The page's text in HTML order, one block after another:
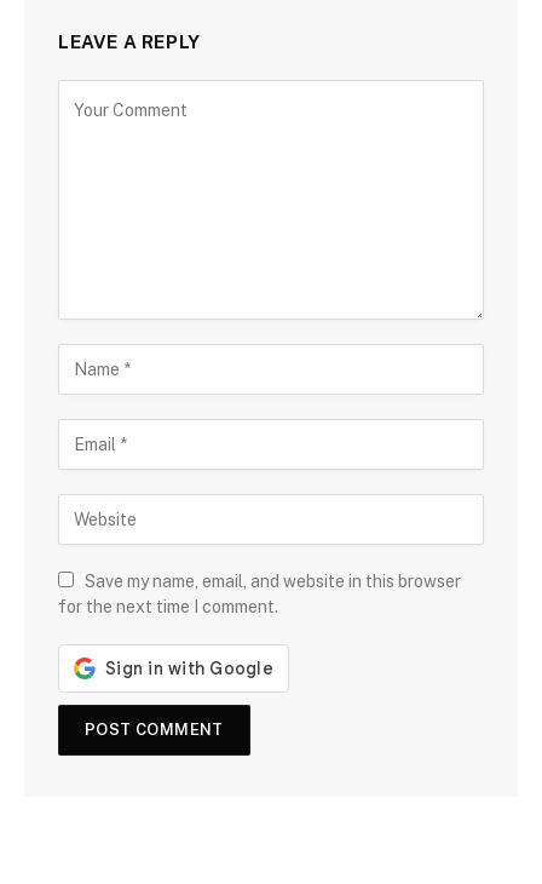
LEAVE A REPLY
Save my name, email, and website in this browser
for the next time I comment.